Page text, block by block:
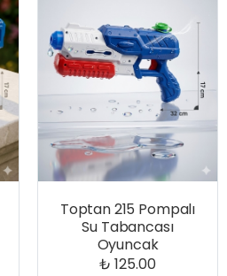
Toptan 215 Pompalı
Su Tabancası
Oyuncak
₺ 125.00